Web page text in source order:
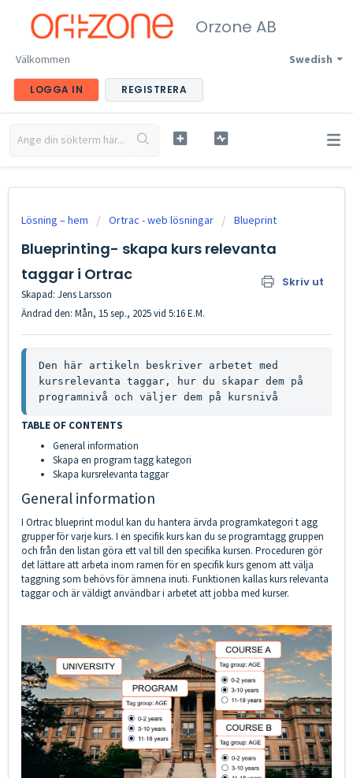
Orzone AB
Swedish
Välkommen
LOGGA IN REGISTRERA
Lösning – hem Ortrac - web lösningar Blueprint
Blueprinting- skapa kurs relevanta
taggar i Ortrac
Skriv ut
Skapad: Jens Larsson
Ändrad den: Mån, 15 sep., 2025 vid 5:16 E.M.
Den här artikeln beskriver arbetet med
kursrelevanta taggar, hur du skapar dem på
programnivå och väljer dem på kursnivå
TABLE OF CONTENTS
General information
Skapa en program tagg kategori
Skapa kursrelevanta taggar
General information
I Ortrac blueprint modul kan du hantera ärvda programkategori t agg
grupper för varje kurs. I en specifik kurs kan du se programtagg gruppen
och från den listan göra ett val till den specifika kursen. Proceduren gör
det lättare att arbeta inom ramen för en specifik kurs genom att välja
taggning som behövs för ämnena inuti. Funktionen kallas kurs relevanta
taggar och är väldigt användbar i arbetet att jobba med kurser.